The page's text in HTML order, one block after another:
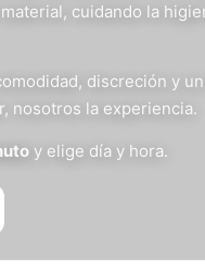
cuidando la
discreción y
nosotros la experiencia.
y elige día y hora.